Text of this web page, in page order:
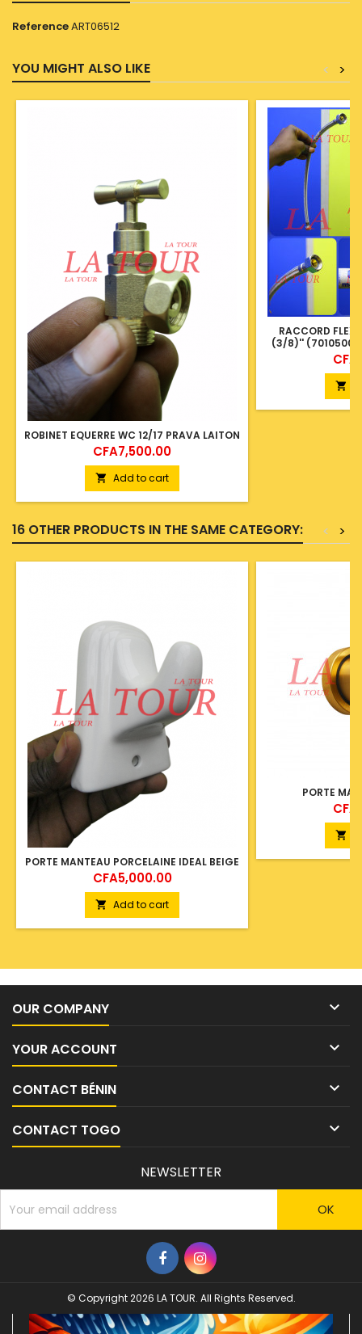
ReferenceART06512
YOU MIGHT ALSO LIKE >
<
ROBINET EQUERRE WC 12/17 PRAVA LAITON
Price
CFA7,500.00
 Add to cart
RACCORD
(3/8)''
Price

16 OTHER PRODUCTS IN THE SAME CATEGORY: >
<
PORTE MANTEAU PORCELAINE IDEAL BEIGE
Price
CFA5,000.00
 Add to cart
PORTE
Price

OUR COMPANY 
YOUR ACCOUNT 
CONTACT BÉNIN 
CONTACT TOGO 
NEWSLETTER
© Copyright 2026 LA TOUR. All Rights Reserved.